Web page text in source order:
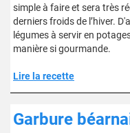
simple à faire et sera très
derniers froids de l’hiver.
légumes à servir en
manière si gourmande.
Lire la recette
Garbure